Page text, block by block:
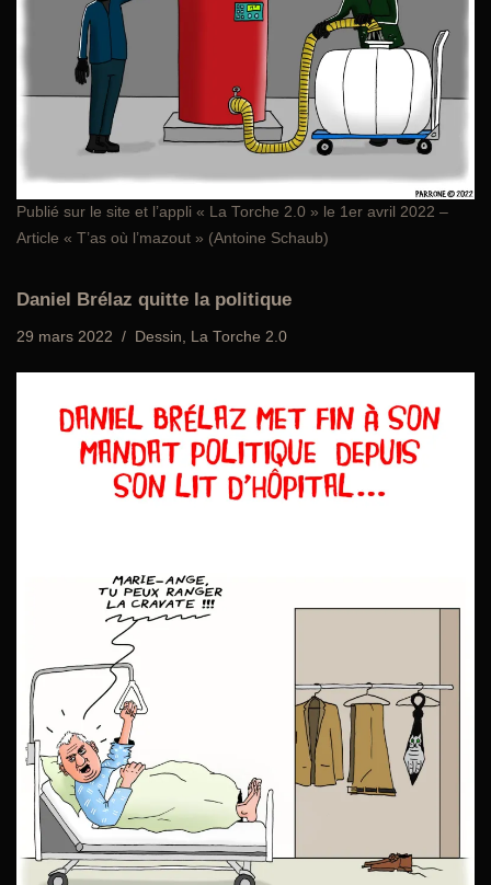
Publié sur le site et l’appli « La Torche 2.0 » le 1er avril 2022 –
Article « T’as où l’mazout » (Antoine Schaub)
Daniel Brélaz quitte la politique
29 mars 2022 Dessin, La Torche 2.0